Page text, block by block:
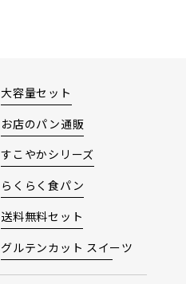
大容量セット
お店のパン通販
すこやかシリーズ
らくらく食パン
送料無料セット
グルテンカット スイーツ